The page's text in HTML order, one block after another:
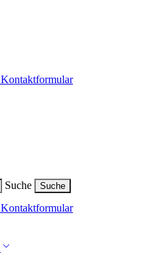
Kontaktformular
Suche Suche
Kontaktformular